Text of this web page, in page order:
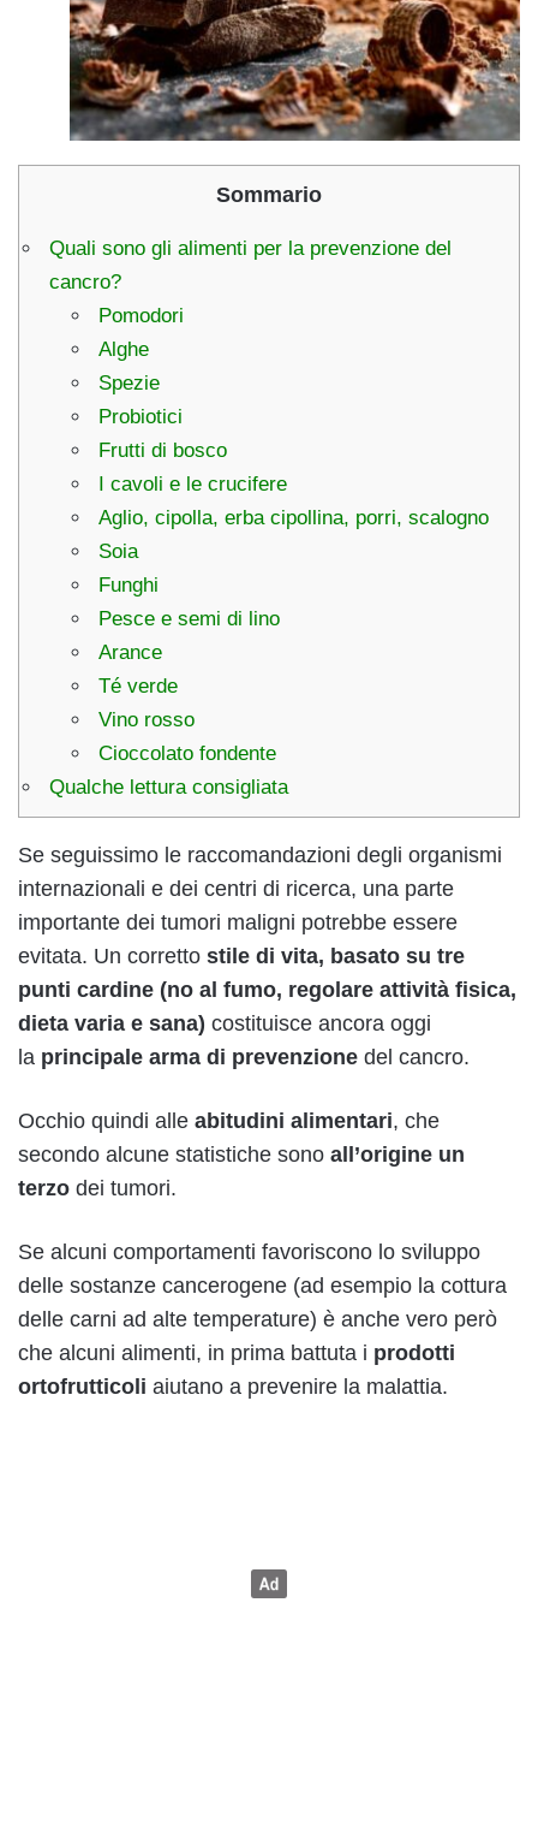
Sommario
Quali sono gli alimenti per la prevenzione del
cancro?
Pomodori
Alghe
Spezie
Probiotici
Frutti di bosco
I cavoli e le crucifere
Aglio, cipolla, erba cipollina, porri, scalogno
Soia
Funghi
Pesce e semi di lino
Arance
Té verde
Vino rosso
Cioccolato fondente
Qualche lettura consigliata
Se seguissimo le raccomandazioni degli organismi
internazionali e dei centri di ricerca, una parte
importante dei tumori maligni potrebbe essere
evitata. Un corretto stile di vita, basato su tre
punti cardine (no al fumo, regolare attività fisica,
dieta varia e sana) costituisce ancora oggi
la principale arma di prevenzione del cancro.
Occhio quindi alle abitudini alimentari, che
secondo alcune statistiche sono all’origine un
terzo dei tumori.
Se alcuni comportamenti favoriscono lo sviluppo
delle sostanze cancerogene (ad esempio la cottura
delle carni ad alte temperature) è anche vero però
che alcuni alimenti, in prima battuta i prodotti
ortofrutticoli aiutano a prevenire la malattia.